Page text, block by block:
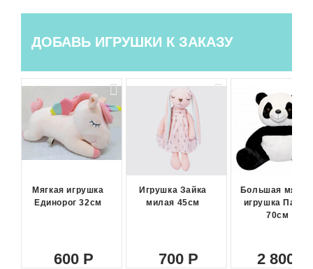
ДОБАВЬ ИГРУШКИ К ЗАКАЗУ
Мягкая игрушка
Единорог 32см
600
Игрушка Зайка
милая 45см
700
Большая
игрушка Панда
70см
2 800